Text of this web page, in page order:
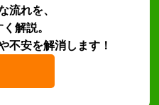
流れを、
解説。
不安を解消します！